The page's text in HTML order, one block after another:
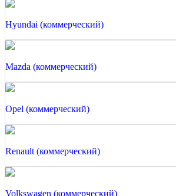
Hyundai (коммерческий)
Mazda (коммерческий)
Opel (коммерческий)
Renault (коммерческий)
Volkswagen (коммерческий)